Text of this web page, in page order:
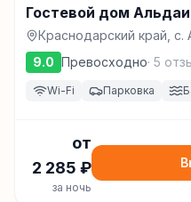
Гостевой дом
Краснодарский край, с.
Яблоневая, 12, Архипо-
9.0 Превосходно· 5
Wi-Fi Парковка
от
2 285 ₽
за ночь